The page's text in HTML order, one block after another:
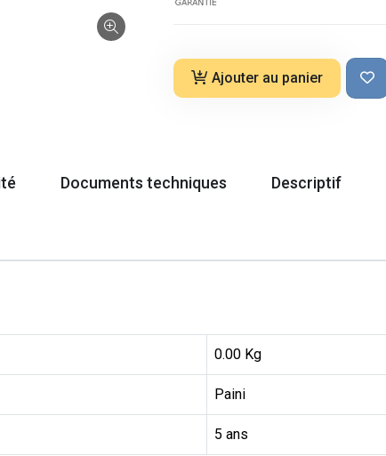
Ajouter au panier
Documents techniques Descriptif
0.00 Kg
Paini
5 ans